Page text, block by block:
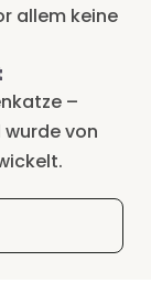
allem keine
–
von